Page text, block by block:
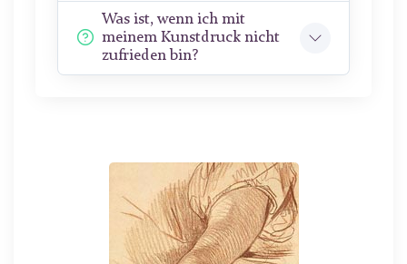
Was ist, wenn ich mit
meinem Kunstdruck nicht
zufrieden bin?